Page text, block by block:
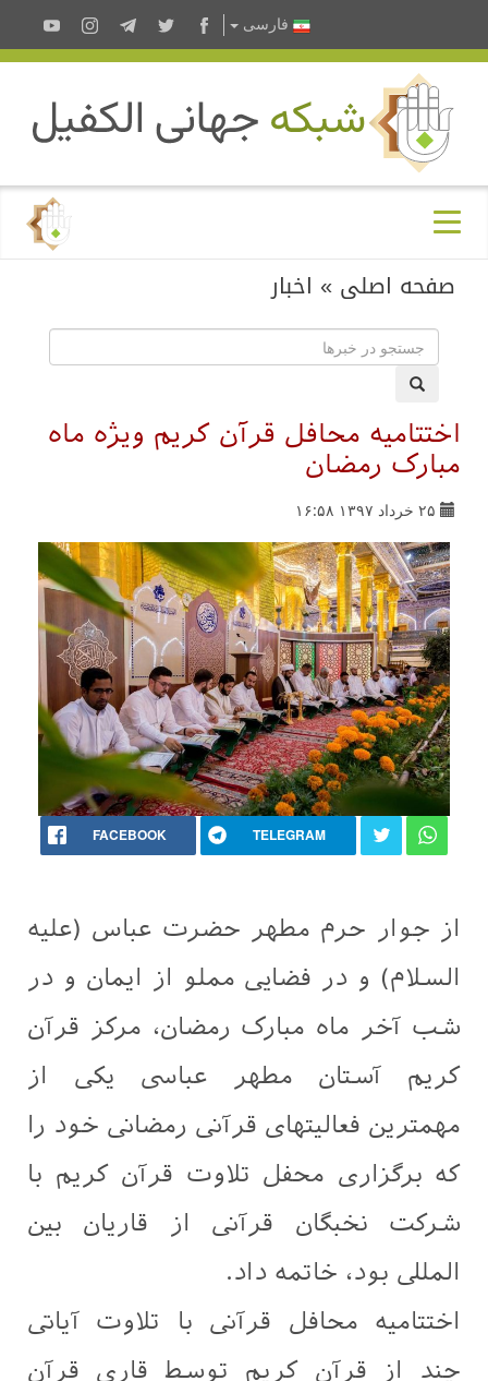
فارسى
صفحه اصلی » اخبار
اختتامیه محافل قرآن کریم ویژه ماه
مبارک رمضان
۲۵ خرداد ۱۳۹۷ ۱۶:۵۸
FACEBOOK TELEGRAM
از جوار حرم مطهر حضرت عباس (علیه
السلام) و در فضایی مملو از ایمان و در
شب آخر ماه مبارک رمضان، مرکز قرآن
کریم آستان مطهر عباسی یکی از
مهمترین فعالیتهای قرآنی رمضانی خود را
که برگزاری محفل تلاوت قرآن کریم با
شرکت نخبگان قرآنی از قاریان بین
المللی بود، خاتمه داد.
اختتامیه محافل قرآنی با تلاوت آیاتی
چند از قرآن کریم توسط قاری قرآن